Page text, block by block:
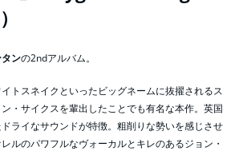
ンの2ndアルバム。
トスネイクといったビッグネームに抜擢されるス
・サイクスを輩出したことでも有名な本作。英国
ライなサウンドが特徴。粗削りな勢いを感じさせ
ルのパワフルなヴォーカルとキレのあるジョン・